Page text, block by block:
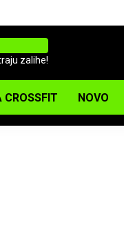
zalihe!
CROSSFIT NOVO